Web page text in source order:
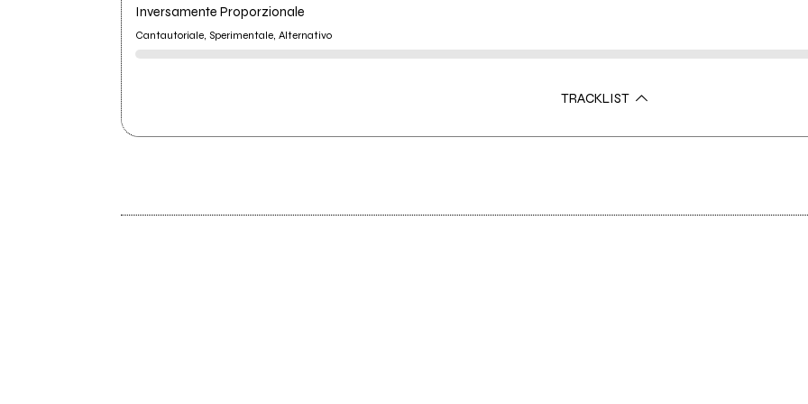
Inversamente Proporzionale
Cantautoriale, Sperimentale, Alternativo
TRACKLIST